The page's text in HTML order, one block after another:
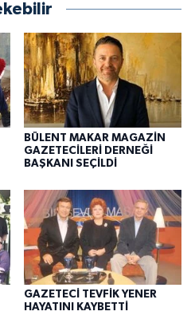
BÜLENT MAKAR MAGAZİN
GAZETECİLERİ DERNEĞİ
BAŞKANI SEÇİLDİ
GAZETECİ TEVFİK YENER
HAYATINI KAYBETTİ